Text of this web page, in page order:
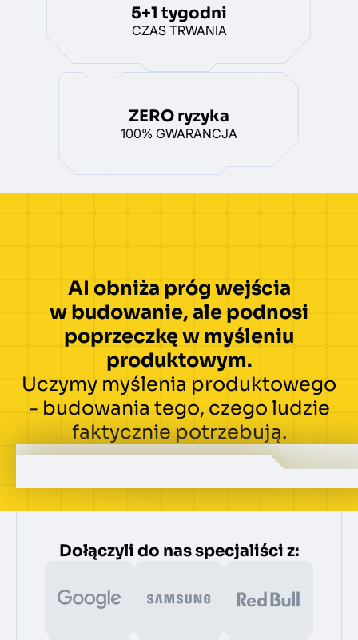
5+1 tygodni
CZAS TRWANIA
ZERO ryzyka
100% GWARANCJA
AI obniża próg wejścia
w budowanie, ale podnosi
poprzeczkę w myśleniu
produktowym.
Uczymy myślenia produktowego
- budowania tego, czego ludzie
faktycznie potrzebują.
Dołączyli do nas specjaliści z: